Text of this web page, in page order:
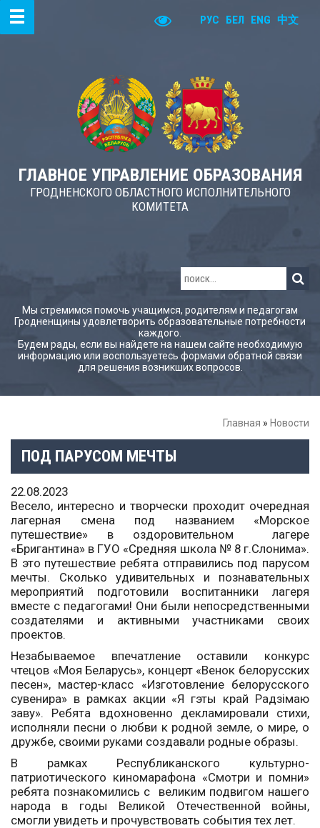
РУС БЕЛ ENG 中文
ГЛАВНОЕ УПРАВЛЕНИЕ ОБРАЗОВАНИЯ
ГРОДНЕНСКОГО ОБЛАСТНОГО ИСПОЛНИТЕЛЬНОГО
КОМИТЕТА
Мы стремимся помочь учащимся, родителям и педагогам
Гродненщины удовлетворить образовательные потребности
каждого.
Будем рады, если вы найдете на нашем сайте необходимую
информацию или воспользуетесь формами обратной связи
для решения возникших вопросов.
Главная » Новости
ПОД ПАРУСОМ МЕЧТЫ
22.08.2023
Весело, интересно и творчески проходит очередная
лагерная смена под названием «Морское
путешествие» в оздоровительном лагере
«Бригантина» в ГУО «Средняя школа № 8 г.Слонима».
В это путешествие ребята отправились под парусом
мечты. Сколько удивительных и познавательных
мероприятий подготовили воспитанники лагеря
вместе с педагогами! Они были непосредственными
создателями и активными участниками своих
проектов.
Незабываемое впечатление оставили конкурс
чтецов «Моя Беларусь», концерт «Венок белорусских
песен», мастер-класс «Изготовление белорусского
сувенира» в рамках акции «Я гэты край Радзімаю
заву». Ребята вдохновенно декламировали стихи,
исполняли песни о любви к родной земле, о мире, о
дружбе, своими руками создавали родные образы.
В рамках Республиканского культурно-
патриотического киномарафона «Смотри и помни»
ребята познакомились с великим подвигом нашего
народа в годы Великой Отечественной войны,
смогли увидеть и прочувствовать события тех лет.